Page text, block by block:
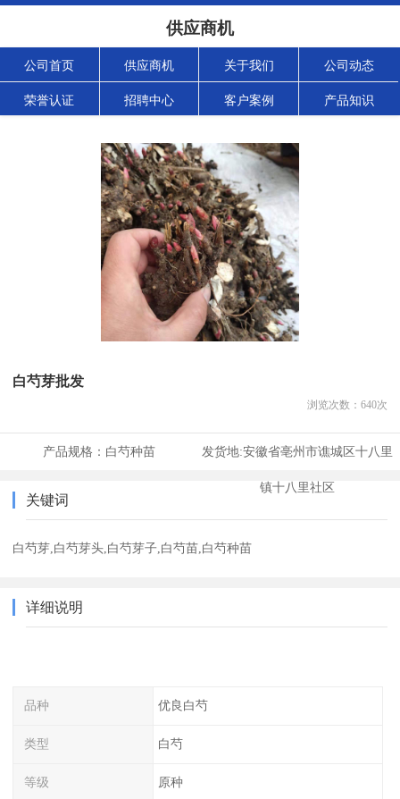
供应商机
公司首页 供应商机 关于我们 公司动态
荣誉认证 招聘中心 客户案例 产品知识
白芍芽批发
浏览次数： 640次
产品规格： 白芍种苗 发货地:安徽省亳州市谯城区十八里
镇十八里社区
关键词
白芍芽,白芍芽头,白芍芽子,白芍苗,白芍种苗
详细说明
品种 优良白芍
类型 白芍
等级 原种